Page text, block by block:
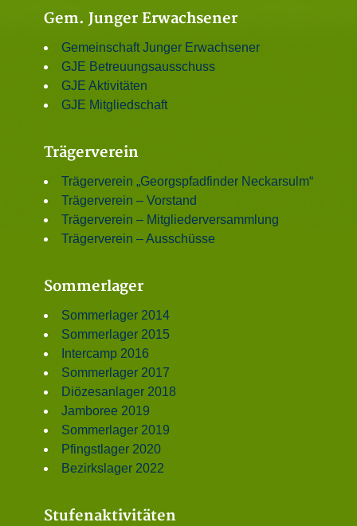
Gem. Junger Erwachsener
Gemeinschaft Junger Erwachsener
GJE Betreuungsausschuss
GJE Aktivitäten
GJE Mitgliedschaft
Trägerverein
Trägerverein „Georgspfadfinder Neckarsulm“
Trägerverein – Vorstand
Trägerverein – Mitgliederversammlung
Trägerverein – Ausschüsse
Sommerlager
Sommerlager 2014
Sommerlager 2015
Intercamp 2016
Sommerlager 2017
Diözesanlager 2018
Jamboree 2019
Sommerlager 2019
Pfingstlager 2020
Bezirkslager 2022
Stufenaktivitäten